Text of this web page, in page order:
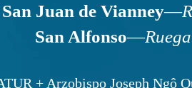
San Juan de Vianney—
San Alfonso—
+ Arzobispo Joseph Ngô